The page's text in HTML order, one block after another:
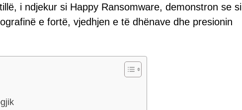
i ndjekur si Happy Ransomware, demonstron se si
e fortë, vjedhjen e të dhënave dhe presionin